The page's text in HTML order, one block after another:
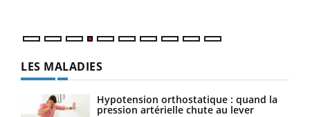
LES MALADIES
Hypotension orthostatique : quand la
pression artérielle chute au lever